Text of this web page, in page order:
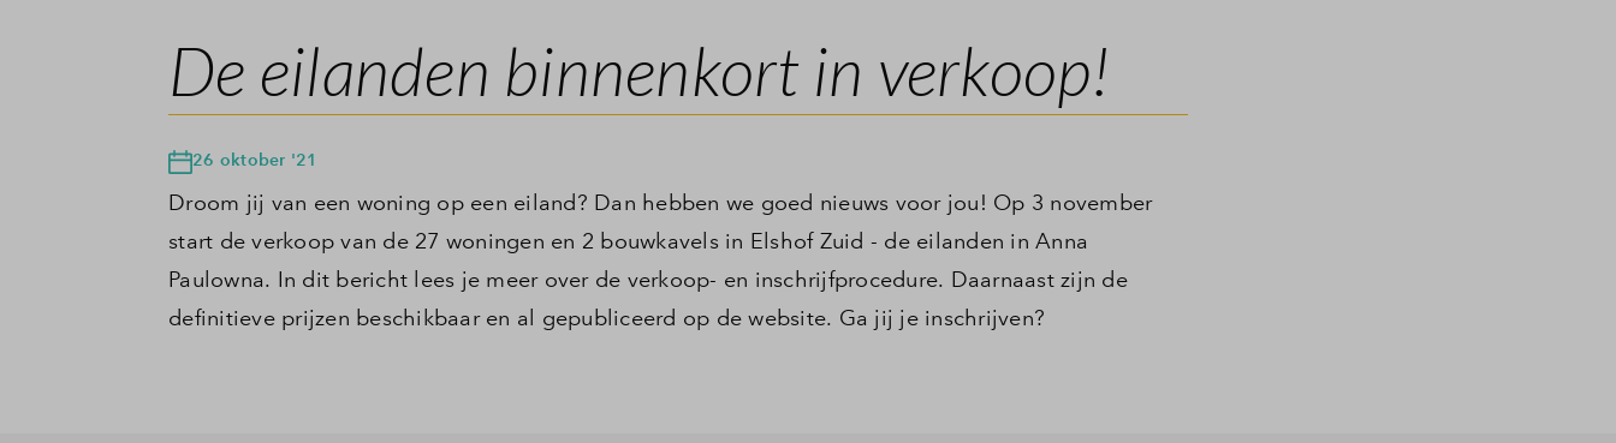
De eilanden binnenkort in verkoop!
26 oktober '21
Droom jij van een woning op een eiland? Dan hebben we goed nieuws voor jou! Op 3 november
start de verkoop van de 27 woningen en 2 bouwkavels in Elshof Zuid - de eilanden in Anna
Paulowna. In dit bericht lees je meer over de verkoop- en inschrijfprocedure. Daarnaast zijn de
definitieve prijzen beschikbaar en al gepubliceerd op de website. Ga jij je inschrijven?